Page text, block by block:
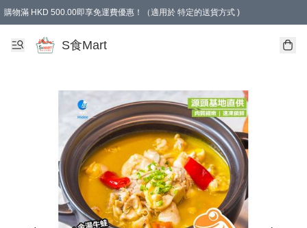
購物滿 HKD 500.00即享免運費優惠！（適用於 特定的送貨方式 )
S食Mart